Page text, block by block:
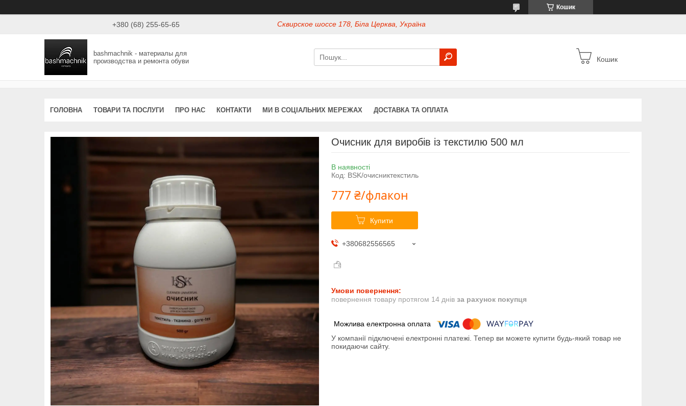
Кошик
+380 (68) 255-65-65 Сквирское шоссе 178, Біла Церква, Україна
bashmachnik - материалы для
производства и ремонта обуви
Кошик
ГОЛОВНА ТОВАРИ ТА ПОСЛУГИ ПРО НАС КОНТАКТИ МИ В СОЦІАЛЬНИХ МЕРЕЖАХ ДОСТАВКА ТА ОПЛАТА
Очисник для виробів із текстилю 500 мл
В наявності
Код: BSK/очисниктекстиль
777 ₴/флакон
Купити
+380682556565
повернення товару протягом 14 днів за рахунок покупця
У компанії підключені електронні платежі. Тепер ви можете купити будь-який товар не
покидаючи сайту.